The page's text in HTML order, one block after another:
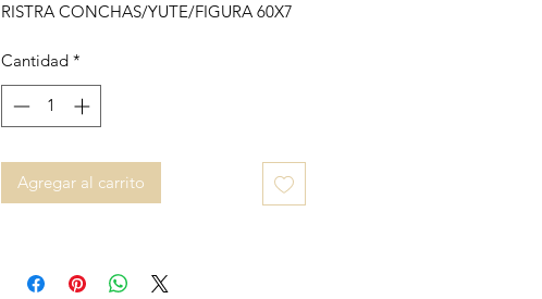
RISTRA CONCHAS/YUTE/FIGURA 60X7
Cantidad *
Agregar al carrito